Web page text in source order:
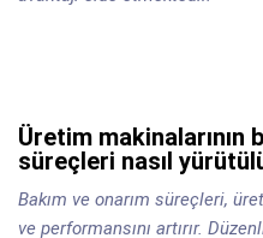
Üretim makinalarının
süreçleri nasıl
Bakım ve onarım süreçleri,
ve performansını artırır.